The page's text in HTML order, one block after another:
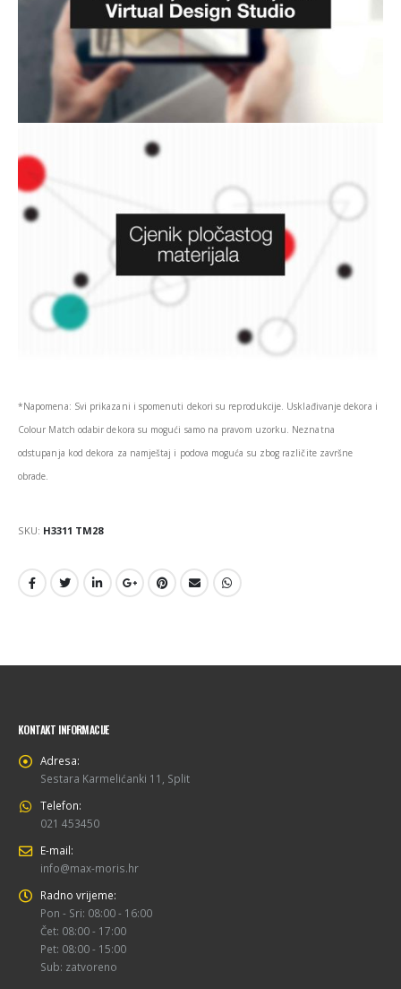
*Napomena: Svi prikazani i spomenuti dekori su reprodukcije. Usklađivanje dekora i
Colour Match odabir dekora su mogući samo na pravom uzorku. Neznatna
odstupanja kod dekora za namještaj i podova moguća su zbog različite završne
obrade.
SKU: H3311 TM28
KONTAKT INFORMACIJE
Adresa:
Sestara Karmelićanki 11, Split
Telefon:
021 453450
E-mail:
info@max-moris.hr
Radno vrijeme:
Pon - Sri: 08:00 - 16:00
Čet: 08:00 - 17:00
Pet: 08:00 - 15:00
Sub: zatvoreno